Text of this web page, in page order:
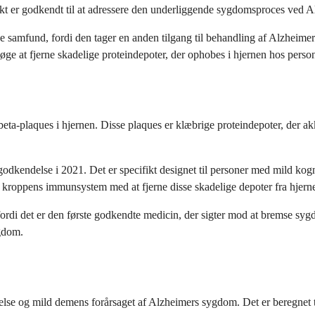
godkendt til at adressere den underliggende sygdomsproces ved
fordi den tager en anden tilgang til behandling af
at fjerne skadelige proteindepoter, der ophobes i hjernen hos
plaques i hjernen. Disse plaques er klæbrige proteindepoter, der
i 2021. Det er specifikt designet til personer med mild
immunsystem med at fjerne disse skadelige depoter fra
det er den første godkendte medicin, der sigter mod at bremse
og mild demens forårsaget af Alzheimers sygdom. Det er